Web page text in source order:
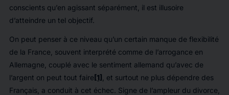
conscients qu’en agissant séparément, il est illusoire
d’atteindre un tel objectif.
On peut penser à ce niveau qu’un certain manque de flexibilité
de la France, souvent interprété comme de l’arrogance en
Allemagne, couplé avec le sentiment allemand qu’avec de
l’argent on peut tout faire [1]
, et surtout ne plus dépendre des
Français, a conduit à cet échec. Signe de l’ampleur du divorce,